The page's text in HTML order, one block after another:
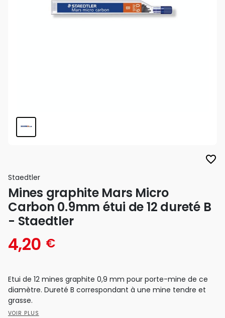
favorite_border
Staedtler
Mines graphite Mars Micro
Carbon 0.9mm étui de 12 dureté B
- Staedtler
4,20 €
Etui de 12 mines graphite 0,9 mm pour porte-mine de ce
diamètre. Dureté B correspondant à une mine tendre et
grasse.
VOIR PLUS